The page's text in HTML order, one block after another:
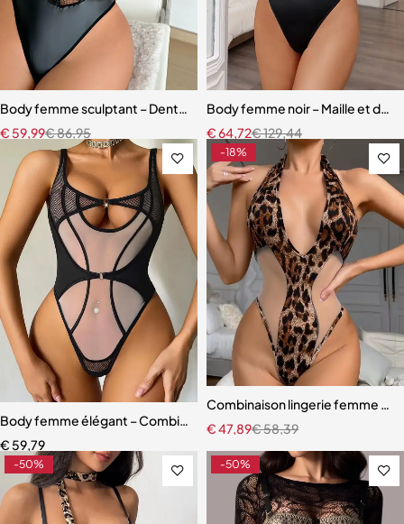
Body femme sculptant – Dentelle ajourée et cuir PU verni avec
€86,95
€ 59,99
Body femme noir – Maille et
€129,44
€64,72
Body femme élégant – Combinaison avec empiècements en maille
€ 59,79
-18%
Combinaison lingerie femme –
€58,39
€47,89
-50% -50%